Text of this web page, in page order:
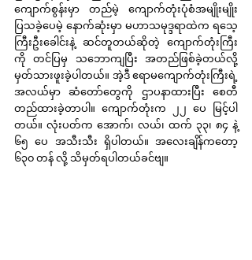
ကျောက်စွန်းမှာ တည်မဲ့ ကျောက်တုံးပုံစံအမျိုးမျိုး
ပြသခဲ့ပေမဲ့ နောက်ဆုံးမှာ မဟာသမုဒ္ဒရာထဲက ရသေ့
ကြီးဦးခေါင်းနဲ့ ဆင်တူတယ်ဆိုတဲ့ ကျောက်တုံးကြီး
ကို တင်ပြမှ သဘောကျပြီး အတည်ဖြစ်ခဲ့တယ်လို့
မှတ်သားဖူးခဲ့ပါတယ်။ အဲ့ဒီ ဧရာမကျောက်တုံးကြီးရဲ့
အလယ်မှာ ဆံတော်တွေကို ဌာပနာထားပြီး စေတီ
တည်ထားခဲ့တာပါ။ ကျောက်တုံးက ၂၂ ပေ မြင့်ပါ
တယ်။ လုံးပတ်က အောက်၊ လယ်၊ ထက် ၃၃၊ ၈၄ နဲ့
၆၅ ပေ အသီးသီး ရှိပါတယ်။ အလေးချိန်ကတော့
၆၃၀ တန် လို့ သိမှတ်ရပါတယ်ခင်ဗျ။